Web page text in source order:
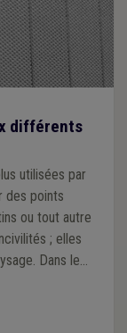
différents
utilisées par
des points
ou tout autre
; elles
Dans le